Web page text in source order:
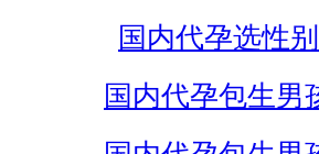
国内代孕选性
国内代孕包生男